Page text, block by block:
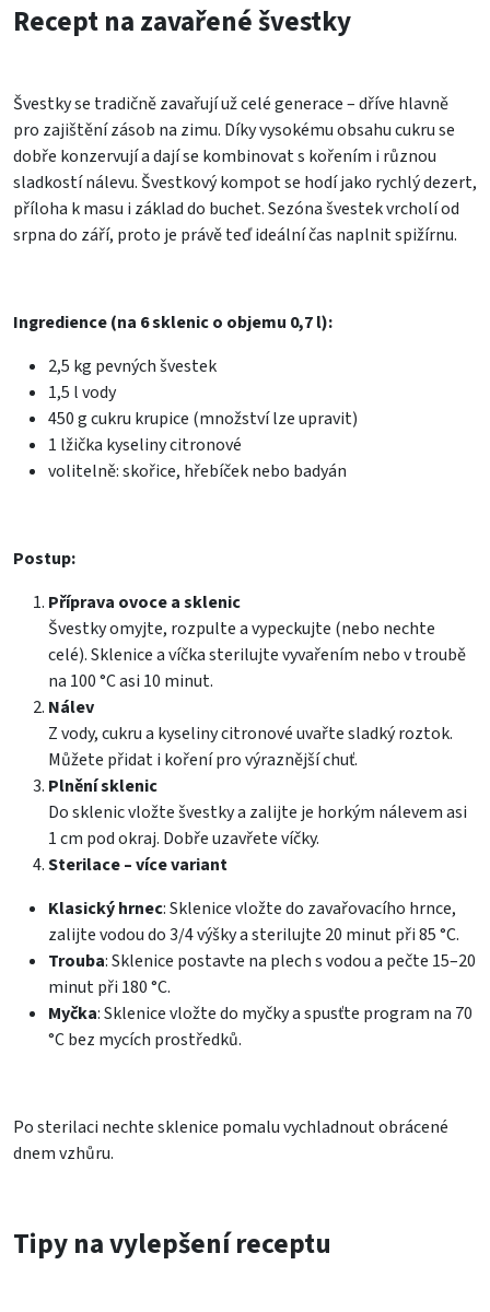
Recept na zavařené švestky
Švestky se tradičně zavařují už celé generace – dříve hlavně
pro zajištění zásob na zimu. Díky vysokému obsahu cukru se
dobře konzervují a dají se kombinovat s kořením i různou
sladkostí nálevu. Švestkový kompot se hodí jako rychlý dezert,
příloha k masu i základ do buchet. Sezóna švestek vrcholí od
srpna do září, proto je právě teď ideální čas naplnit spižírnu.
Ingredience (na 6 sklenic o objemu 0,7 l):
2,5 kg pevných švestek
1,5 l vody
450 g cukru krupice (množství lze upravit)
1 lžička kyseliny citronové
volitelně: skořice, hřebíček nebo badyán
Postup:
Příprava ovoce a sklenic
Švestky omyjte, rozpulte a vypeckujte (nebo nechte
celé). Sklenice a víčka sterilujte vyvařením nebo v troubě
na 100 °C asi 10 minut.
Nálev
Z vody, cukru a kyseliny citronové uvařte sladký roztok.
Můžete přidat i koření pro výraznější chuť.
Plnění sklenic
Do sklenic vložte švestky a zalijte je horkým nálevem asi
1 cm pod okraj. Dobře uzavřete víčky.
Sterilace – více variant
Klasický hrnec: Sklenice vložte do zavařovacího hrnce,
zalijte vodou do 3/4 výšky a sterilujte 20 minut při 85 °C.
Trouba: Sklenice postavte na plech s vodou a pečte 15–20
minut při 180 °C.
Myčka: Sklenice vložte do myčky a spusťte program na 70
°C bez mycích prostředků.
Po sterilaci nechte sklenice pomalu vychladnout obrácené
dnem vzhůru.
Tipy na vylepšení receptu